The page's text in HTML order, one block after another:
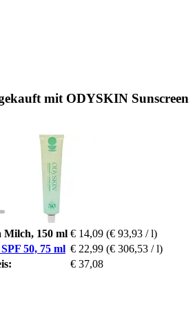
mit ODYSKIN Sunscreen
150 ml € 14,09 (€ 93,93 / l)
50, 75 ml € 22,99 (€ 306,53 / l)
€ 37,08